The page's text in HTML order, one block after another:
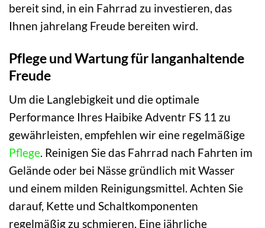
bereit sind, in ein Fahrrad zu investieren, das
Ihnen jahrelang Freude bereiten wird.
Pflege und Wartung für langanhaltende
Freude
Um die Langlebigkeit und die optimale
Performance Ihres Haibike Adventr FS 11 zu
gewährleisten, empfehlen wir eine regelmäßige
Pflege. Reinigen Sie das Fahrrad nach Fahrten im
Gelände oder bei Nässe gründlich mit Wasser
und einem milden Reinigungsmittel. Achten Sie
darauf, Kette und Schaltkomponenten
regelmäßig zu schmieren. Eine jährliche